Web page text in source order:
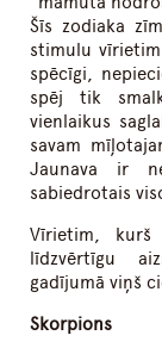
Šīs zodiaka
stimulu
spēcīgi,
spēj tik
vienlaikus
savam
Jaunava ir
sabiedrotais
Vīrietim,
līdzvērtīgu
gadījumā viņš
Skorpions